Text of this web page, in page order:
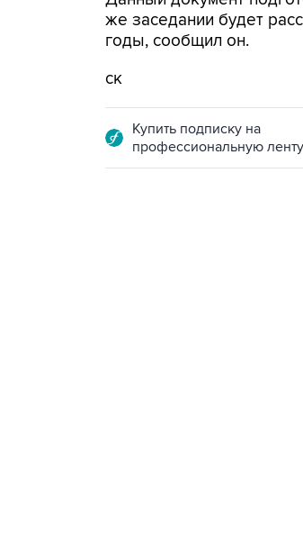
же заседании будет
годы, сообщил он.
ск
Купить подписку на
профессиональную ленту